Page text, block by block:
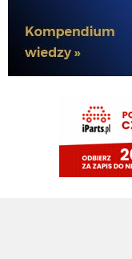
FENDI_SOSA 07.08.2026
u he jutro z gadami z j?!
Prawdopodobny skład
Kalulu, Bremer,
Alajbegović, McKennie,
07.08.2026